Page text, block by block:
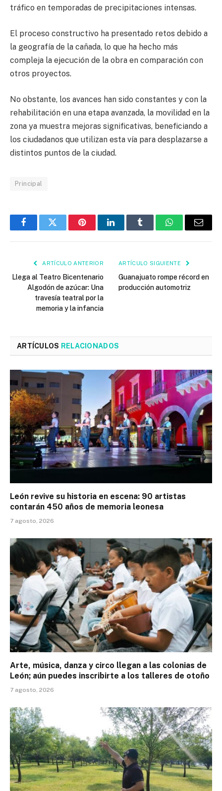
tráfico en temporadas de precipitaciones intensas.
El proceso constructivo ha presentado retos debido a
la geografía de la cañada, lo que ha hecho más
compleja la ejecución de la obra en comparación con
otros proyectos.
No obstante, los avances han sido constantes y con la
rehabilitación en una etapa avanzada, la movilidad en la
zona ya muestra mejoras significativas, beneficiando a
los ciudadanos que utilizan esta vía para desplazarse a
distintos puntos de la ciudad.
Principal
FacebookTwitter PinterestLinkedInTumblr WhatsAppEmail
ARTÍCULO ANTERIOR
Llega al Teatro Bicentenario
Algodón de azúcar: Una
travesía teatral por la
memoria y la infancia
ARTÍCULO SIGUIENTE
Guanajuato rompe récord en
producción automotriz
ARTÍCULOS RELACIONADOS
León revive su historia en escena: 90 artistas
contarán 450 años de memoria leonesa
7 agosto, 2026
Arte, música, danza y circo llegan a las colonias de
León; aún puedes inscribirte a los talleres de otoño
7 agosto, 2026